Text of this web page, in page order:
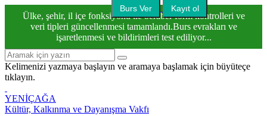
Ülke, şehir, il içe fonksiyonu ile beraber form kontrolleri ve
veri tipleri güncellenmesi tamamlandı.Burs evrakları ve
işaretlenmesi ve bildirimleri test ediliyor...
Kelimenizi yazmaya başlayın ve aramaya başlamak için büyüteçe
tıklayın.
Burs Ver Kayıt ol
YENİÇAĞA
Kültür, Kalkınma ve Dayanışma Vakfı